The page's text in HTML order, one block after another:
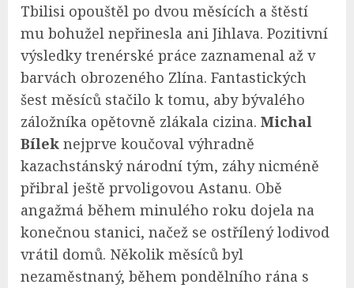
Tbilisi opouštěl po dvou měsících a štěstí
mu bohužel nepřinesla ani Jihlava. Pozitivní
výsledky trenérské práce zaznamenal až v
barvách obrozeného Zlína. Fantastických
šest měsíců stačilo k tomu, aby bývalého
záložníka opětovně zlákala cizina. Michal
Bílek nejprve koučoval výhradně
kazachstánský národní tým, záhy nicméně
přibral ještě prvoligovou Astanu. Obě
angažmá během minulého roku dojela na
konečnou stanici, načež se ostřílený lodivod
vrátil domů. Několik měsíců byl
nezaměstnaný, během pondělního rána s